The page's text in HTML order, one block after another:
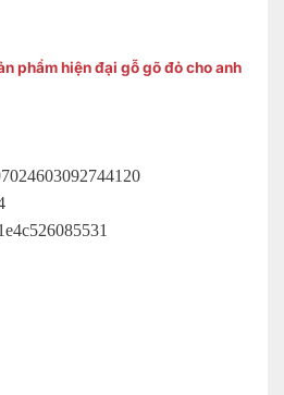
phẩm hiện đại gỗ gõ đỏ cho anh